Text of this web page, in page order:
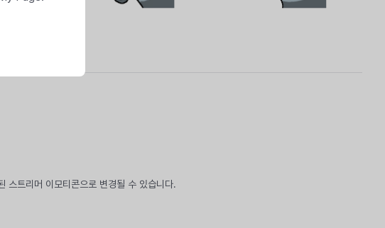
스트리머 이모티콘으로 변경될 수 있습니다.